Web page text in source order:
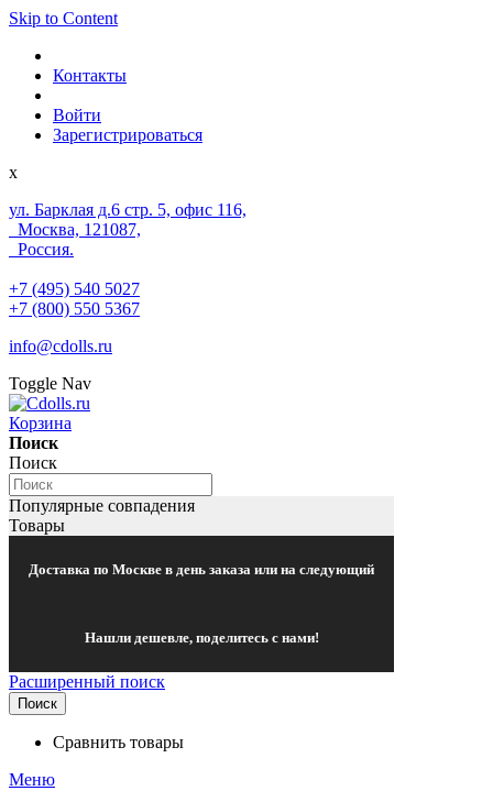
Skip to Content
Контакты
Войти
Зарегистрироваться
x
ул. Барклая д.6 стр. 5, офис 116,
Москва, 121087,
Россия.
+7 (495) 540 5027
+7 (800) 550 5367
info@cdolls.ru
Toggle Nav
Корзина
Поиск
Поиск
Популярные совпадения
Товары
Доставка по Москве в день заказа или на следующий
Нашли дешевле, поделитесь с нами!
Расширенный поиск
Поиск
Сравнить товары
Меню